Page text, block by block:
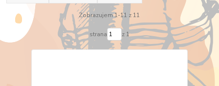
Zobrazujem 1-11 z 11
strana z 1